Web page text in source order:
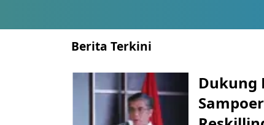
Berita Terkini
Dukung